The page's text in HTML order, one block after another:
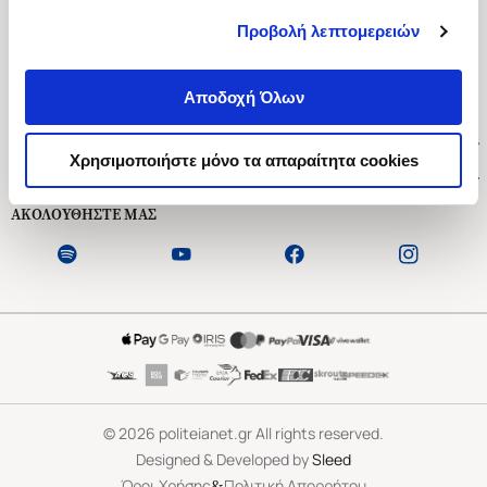
Προβολή λεπτομερειών
Αποδοχή Όλων
Χρησιμοποιήστε μόνο τα απαραίτητα cookies
Ασκληπιού 1-3, Αθήνα 106 79
Δευτέρα - Παρασκευή 09:00-21:00
Εξυπηρέτηση Πελατών
ΑΚΟΛΟΥΘΗΣΤΕ ΜΑΣ
©2026 politeianet.gr All rights reserved.
Designed & Developed bySleed